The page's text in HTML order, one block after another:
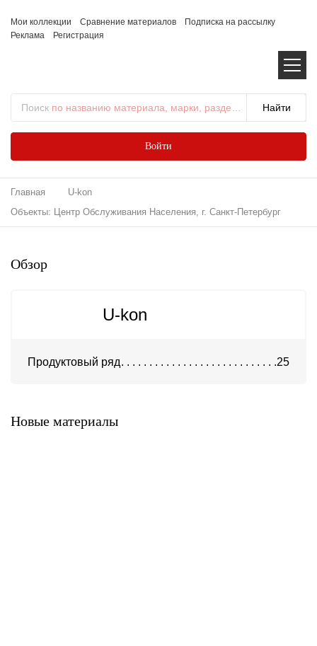
Мои коллекции Сравнение материалов
Подписка на рассылку
Реклама
Регистрация
Поиск по названию материала, марки, раздела...
Войти
Главная
U-kon
Объекты: Центр Обслуживания Населения, г. Санкт-Петербург
Обзор
U-kon
Продуктовый ряд 25
Новые материалы